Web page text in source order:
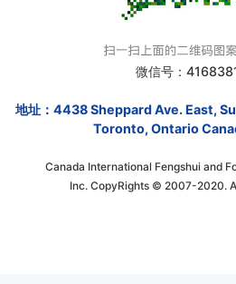
微信号：
地址：4438 Sheppard Ave. East,
Toronto, Ontario
Canada International Fengshui and
Inc. CopyRights © 2007-2020.